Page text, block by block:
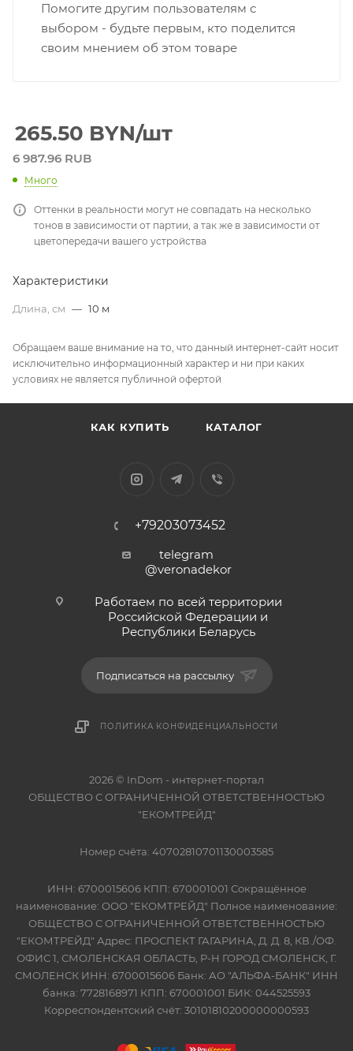
Помогите другим пользователям с
выбором - будьте первым, кто поделится
своим мнением об этом товаре
265.50 BYN/шт
6 987.96 RUB
Много
Оттенки в реальности могут не совпадать на несколько
тонов в зависимости от партии, а так же в зависимости от
цветопередачи вашего устройства
Характеристики
Длина, см — 10 м
Обращаем ваше внимание на то, что данный интернет-сайт носит
исключительно информационный характер и ни при каких
условиях не является публичной офертой
КАК КУПИТЬ КАТАЛОГ
+79203073452
telegram
@veronadekor
Работаем по всей территории
Российской Федерации и
Республики Беларусь
Подписаться на рассылку
ПОЛИТИКА КОНФИДЕНЦИАЛЬНОСТИ
2026 © InDom - интернет-портал
ОБЩЕСТВО С ОГРАНИЧЕННОЙ ОТВЕТСТВЕННОСТЬЮ
"ЕКОМТРЕЙД"
Номер счёта: 40702810701130003585
ИНН: 6700015606 КПП: 670001001 Сокращённое
наименование: ООО "ЕКОМТРЕЙД" Полное наименование:
ОБЩЕСТВО С ОГРАНИЧЕННОЙ ОТВЕТСТВЕННОСТЬЮ
"ЕКОМТРЕЙД" Адрес: ПРОСПЕКТ ГАГАРИНА, Д. Д. 8, КВ./ОФ.
ОФИС 1, СМОЛЕНСКАЯ ОБЛАСТЬ, Р-Н ГОРОД СМОЛЕНСК, Г.
СМОЛЕНСК ИНН: 6700015606 Банк: АО "АЛЬФА-БАНК" ИНН
банка: 7728168971 КПП: 670001001 БИК: 044525593
Корреспондентский счёт: 30101810200000000593